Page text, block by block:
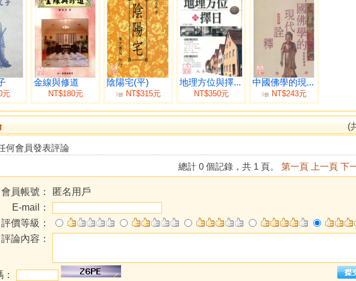
元
金線與修道
NT$180元
陰陽宅(平)
9折 NT$315元
地理方位與擇...
NT$350元
中國佛學的現...
9折 NT$243元
(
何會員發表評論
總計 0 個記錄，共 1 頁。 第一頁 上一頁 下
會員帳號：
匿名用戶
E-mail：
評價等級：
評論內容：